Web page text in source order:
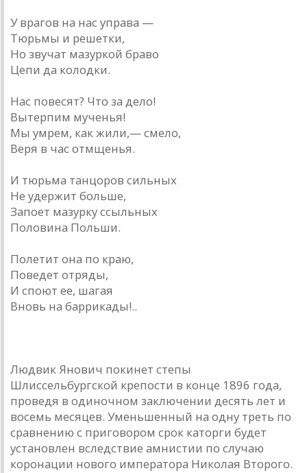
У врагов на нас управа —
Тюрьмы и решетки,
Но звучат мазуркой браво
Цепи да колодки.
Нас повесят? Что за дело!
Вытерпим мученья!
Мы умрем, как жили,— смело,
Веря в час отмщенья.
И тюрьма танцоров сильных
Не удержит больше,
Запоет мазурку ссыльных
Половина Польши.
Полетит она по краю,
Поведет отряды,
И споют ее, шагая
Вновь на баррикады!..
Людвик Янович покинет степы
Шлиссельбургской крепости в конце 1896 года,
проведя в одиночном заключении десять лет и
восемь месяцев. Уменьшенный на одну треть по
сравнению с приговором срок каторги будет
установлен вследствие амнистии по случаю
коронации нового императора Николая Второго.